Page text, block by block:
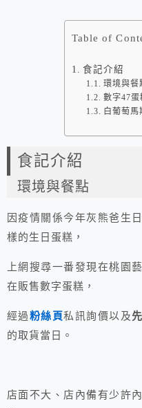
Table of
食記介紹
環境與餐
數字47蛋
白葡萄馬
食記介紹
環境與餐點
因疫情關係今年灰熊爸生
樣的生日蛋糕，
上網搜尋一番發現在桃園
在販售數字蛋糕，
經過粉絲頁私訊詢價以及
的取貨當日。
店面不大、店內備有少許